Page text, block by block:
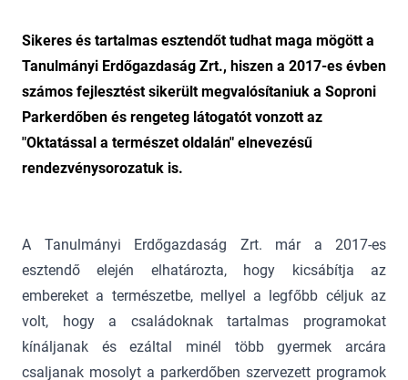
Sikeres és tartalmas esztendőt tudhat maga mögött a
Tanulmányi Erdőgazdaság Zrt., hiszen a 2017-es évben
számos fejlesztést sikerült megvalósítaniuk a Soproni
Parkerdőben és rengeteg látogatót vonzott az
"Oktatással a természet oldalán" elnevezésű
rendezvénysorozatuk is.
A Tanulmányi Erdőgazdaság Zrt. már a 2017-es
esztendő elején elhatározta, hogy kicsábítja az
embereket a természetbe, mellyel a legfőbb céljuk az
volt, hogy a családoknak tartalmas programokat
kínáljanak és ezáltal minél több gyermek arcára
csaljanak mosolyt a parkerdőben szervezett programok